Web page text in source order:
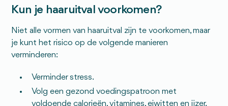
Kun je haaruitval voorkomen?
Niet alle vormen van haaruitval zijn te voorkomen, maar
je kunt het risico op de volgende manieren
verminderen:
Verminder stress.
Volg een gezond voedingspatroon met
voldoende calorieën, vitamines, eiwitten en ijzer.